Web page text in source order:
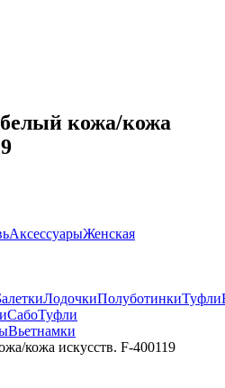
кожа/кожа
АксессуарыЖенская
ЛодочкиПолуботинкиТуфли
СабоТуфли
Вьетнамки
кожа искусств. F-400119